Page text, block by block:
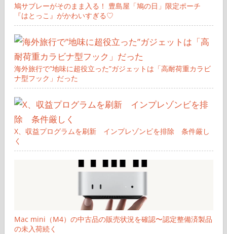
鳩サブレーがそのまま入る！ 豊島屋「鳩の日」限定ポーチ
『はとっこ』がかわいすぎる♡
海外旅行で”地味に超役立った”ガジェットは「高耐荷重カラビ
ナ型フック」だった
X、収益プログラムを刷新 インプレゾンビを排除 条件厳し
く
Mac mini（M4）の中古品の販売状況を確認〜認定整備済製品
の未入荷続く